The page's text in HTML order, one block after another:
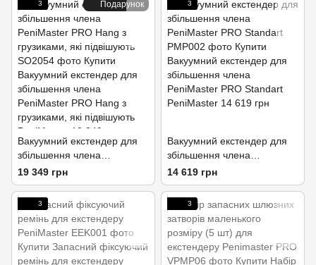
Подарунок
3
Вакуумний екстендер для
збільшення члена
PeniMaster PRO Hang з
грузиками, які підвішують
19 349 грн
3
Вакуумний екстендер для
збільшення члена
PeniMaster PRO Standart
14 619 грн
3 3